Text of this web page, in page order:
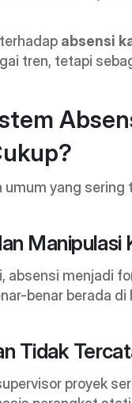
absensi
tren, tetapi
umum yang sering
Manipulasi
absensi menjadi
benar berada di
Tidak
proyek